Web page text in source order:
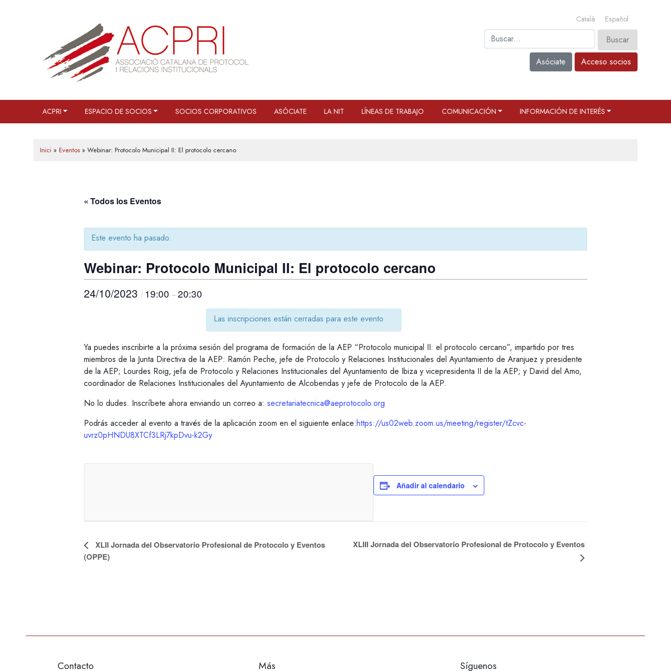
Català Español
Asóciate Acceso socios
ACPRI ESPACIO DE SOCIOS SOCIOS CORPORATIVOS ASÓCIATE LA NIT LÍNEAS DE TRABAJO COMUNICACIÓN INFORMACIÓN DE INTERÉS
Inici» Eventos» Webinar: Protocolo Municipal II: El protocolo cercano
« Todos los Eventos
Este evento ha pasado.
Webinar: Protocolo Municipal II: El protocolo cercano
24/10/2023 / 19:00 –20:30
Las inscripciones están cerradas para este evento
Ya puedes inscribirte a la próxima sesión del programa de formación de la AEP “Protocolo municipal II: el protocolo cercano”, impartido por tres
miembros de la Junta Directiva de la AEP: Ramón Peche, jefe de Protocolo y Relaciones Institucionales del Ayuntamiento de Aranjuez y presidente
de la AEP; Lourdes Roig, jefa de Protocolo y Relaciones Institucionales del Ayuntamiento de Ibiza y vicepresidenta II de la AEP; y David del Amo,
coordinador de Relaciones Institucionales del Ayuntamiento de Alcobendas y jefe de Protocolo de la AEP.
No lo dudes. Inscríbete ahora enviando un correo a: secretariatecnica@aeprotocolo.org
Podrás acceder al evento a través de la aplicación zoom en el siguiente enlace:https://us02web.zoom.us/meeting/register/tZcvc-
uvrz0pHNDU8XTCf3LRj7kpDvu-k2Gy
Añadir al calendario
Navegación
del
XLII Jornada del Observatorio Profesional de Protocolo y Eventos
(OPPE)
XLIII Jornada del Observatorio Profesional de Protocolo y Eventos
Contacto Más Síguenos